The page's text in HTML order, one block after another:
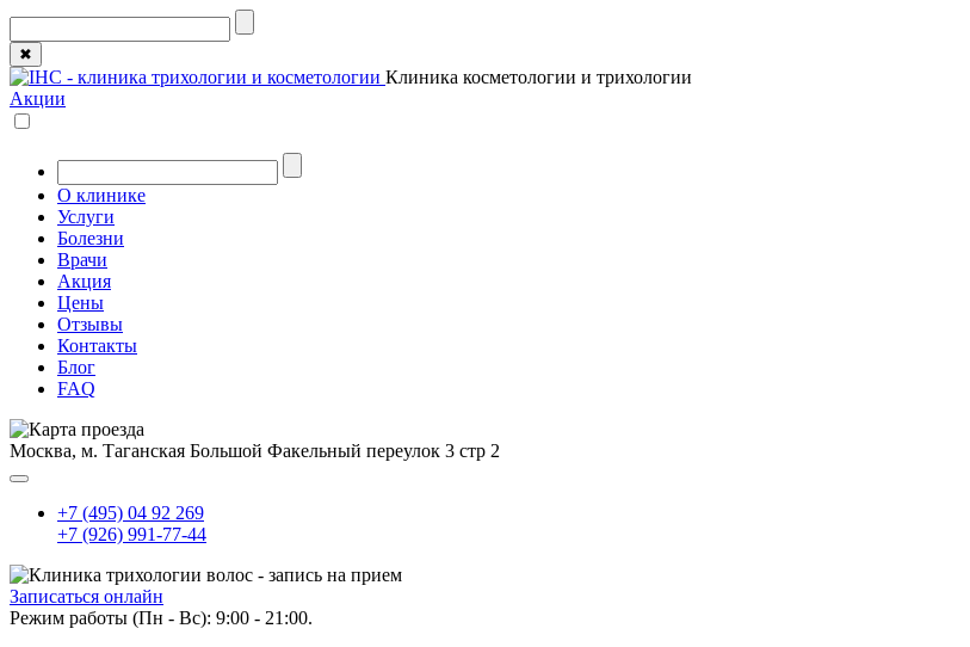
✖
Клиника косметологии и трихологии
Акции
О клинике
Услуги
Болезни
Врачи
Акция
Цены
Отзывы
Контакты
Блог
FAQ
Москва, м. Таганская Большой Факельный переулок 3 стр 2
+7 (495) 04 92 269
+7 (926) 991-77-44
Записаться онлайн
Режим работы (Пн - Вс): 9:00 - 21:00.